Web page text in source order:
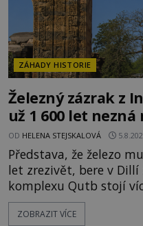
ZÁHADY HISTORIE
Železný zázrak z
už 1 600 let nezná
OD HELENA STEJSKALOVÁ
Představa, že železo
let zrezivět, bere v Dillí
komplexu Qutb stojí
železný sloup, který už
počasí s jen nepatrnými
ZOBRAZIT VÍCE